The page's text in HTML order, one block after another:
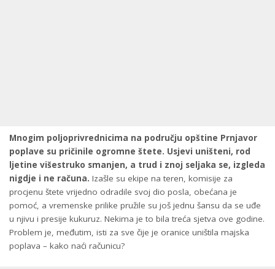
Mnogim poljoprivrednicima na području opštine Prnjavor
poplave su pričinile ogromne štete. Usjevi uništeni, rod
ljetine višestruko smanjen, a trud i znoj seljaka se, izgleda
nigdje i ne računa. Izašle su ekipe na teren, komisije za
procjenu štete vrijedno odradile svoj dio posla, obećana je
pomoć, a vremenske prilike pružile su još jednu šansu da se uđe
u njivu i presije kukuruz. Nekima je to bila treća sjetva ove godine.
Problem je, međutim, isti za sve čije je oranice uništila majska
poplava – kako naći računicu?